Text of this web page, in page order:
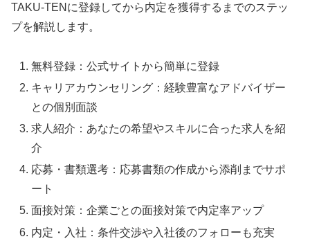
TAKU-TENに登録してから内定を獲得するまでのステッ
プを解説します。
無料登録：公式サイトから簡単に登録
キャリアカウンセリング：経験豊富なアドバイザー
との個別面談
求人紹介：あなたの希望やスキルに合った求人を紹
介
応募・書類選考：応募書類の作成から添削までサポ
ート
面接対策：企業ごとの面接対策で内定率アップ
内定・入社：条件交渉や入社後のフォローも充実